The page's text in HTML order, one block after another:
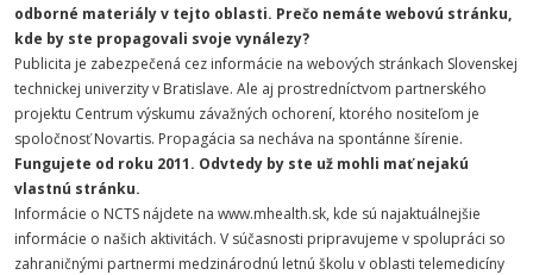
odborné materiály v tejto oblasti. Prečo nemáte webovú stránku,
kde by ste propagovali svoje vynálezy?
Publicita je zabezpečená cez informácie na webových stránkach Slovenskej
technickej univerzity v Bratislave. Ale aj prostredníctvom partnerského
projektu Centrum výskumu závažných ochorení, ktorého nositeľom je
spoločnosť Novartis. Propagácia sa necháva na spontánne šírenie.
Fungujete od roku 2011. Odvtedy by ste už mohli mať nejakú
vlastnú stránku.
Informácie o NCTS nájdete na www.mhealth.sk, kde sú najaktuálnejšie
informácie o našich aktivitách. V súčasnosti pripravujeme v spolupráci so
zahraničnými partnermi medzinárodnú letnú školu v oblasti telemedicíny